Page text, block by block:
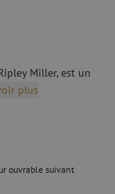
Miller, est un
plus
ouvrable suivant